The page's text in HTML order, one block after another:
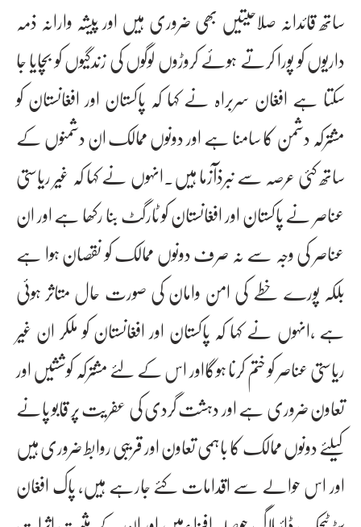
ساتھ قائدانہ صلاحیتیں بھی ضروری ہیں اور پیشہ وارانہ ذمہ
داریوں کو پورا کرتے ہوئے کروڑوں لوگوں کی زندگیوں کو بچایا جا
سکتا ہے افغان سربراہ نے کہا کہ پاکستان اور افغانستان کو
مشترکہ دشمن کا سامنا ہے اور دونوں ممالک ان دشمنوں کے
ساتھ کئی عرصہ سے نبرذآزما ہیں۔انہوں نے کہا کہ غیر ریاستی
عناصر نے پاکستان اور افغانستان کو ٹارگٹ بنا رکھا ہے اور ان
عناصر کی وجہ سے نہ صرف دونوں ممالک کو نقصان ہوا ہے
بلکہ پورے خطے کی امن وامان کی صورت حال متاثر ہوئی
ہے ،انہوں نے کہا کہ پاکستان اور افغانستان کو ملکر ان غیر
ریاستی عناصر کو ختم کرنا ہوگااور اس کے لئے مشترکہ کوششیں اور
تعاون ضروری ہے اور دہشت گردی کی عفریت پر قابو پانے
کیلئے دونوں ممالک کا باہمی تعاون اور قریبی روابط ضروری ہیں
اور اس حوالے سے اقدامات کئے جارہے ہیں، پاک افغان